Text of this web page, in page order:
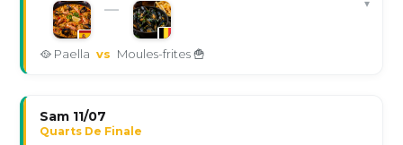
—
🥘 Paella vs Moules-frites 🍟
▾
Sam 11/07
Quarts De Finale